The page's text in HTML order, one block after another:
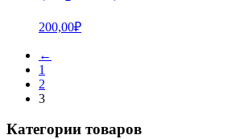
200,00₽
←
1
2
3
Категории товаров